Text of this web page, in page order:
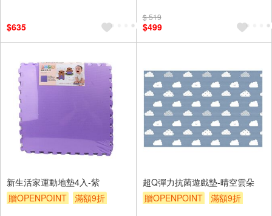
$635
$ 519
$499
新生活家運動地墊4入-紫
贈OPENPOINT
滿額9折
超Q彈力抗菌遊戲墊-晴空雲朵
贈OPENPOINT
滿額9折